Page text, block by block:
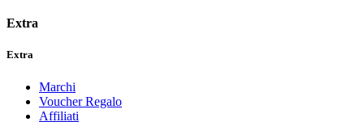
Extra
Extra
Marchi
Voucher Regalo
Affiliati